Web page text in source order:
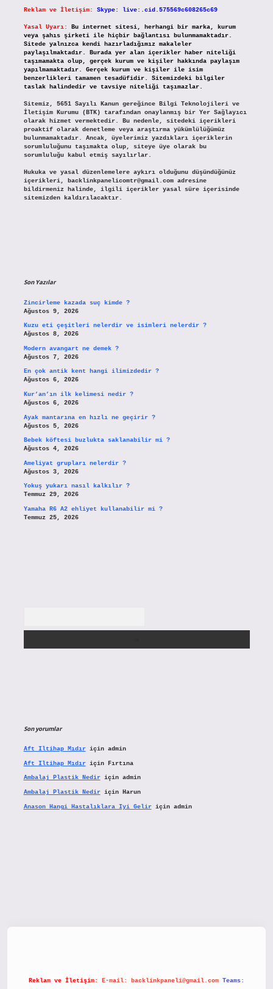
Reklam ve İletişim: Skype: live:.cid.575569c608265c69
Yasal Uyarı:
Bu internet sitesi, herhangi bir marka, kurum
veya şahıs şirketi ile hiçbir bağlantısı bulunmamaktadır.
Sitede yalnızca kendi hazırladığımız makaleler
paylaşılmaktadır. Burada yer alan içerikler haber niteliği
taşımamakta olup, gerçek kurum ve kişiler hakkında paylaşım
yapılmamaktadır. Gerçek kurum ve kişiler ile isim
benzerlikleri tamamen tesadüfidir. Sitemizdeki bilgiler
taslak halindedir ve tavsiye niteliği taşımazlar.
Sitemiz, 5651 Sayılı Kanun gereğince Bilgi Teknolojileri ve
İletişim Kurumu (BTK) tarafından onaylanmış bir Yer Sağlayıcı
olarak hizmet vermektedir. Bu nedenle, sitedeki içerikleri
proaktif olarak denetleme veya araştırma yükümlülüğümüz
bulunmamaktadır. Ancak, üyelerimiz yazdıkları içeriklerin
sorumluluğunu taşımakta olup, siteye üye olarak bu
sorumluluğu kabul etmiş sayılırlar.
Hukuka ve yasal düzenlemelere aykırı olduğunu düşündüğünüz
içerikleri,
backlinkpanelicomtr@gmail.comadresine
bildirmeniz halinde, ilgili içerikler yasal süre içerisinde
sitemizden kaldırılacaktır.
Son Yazılar
Zincirleme kazada suç kimde ?
Ağustos 9, 2026
Kuzu eti çeşitleri nelerdir ve isimleri nelerdir ?
Ağustos 8, 2026
Modern avangart ne demek ?
Ağustos 7, 2026
En çok antik kent hangi ilimizdedir ?
Ağustos 6, 2026
Kur’an’ın ilk kelimesi nedir ?
Ağustos 6, 2026
Ayak mantarına en hızlı ne geçirir ?
Ağustos 5, 2026
Bebek köftesi buzlukta saklanabilir mi ?
Ağustos 4, 2026
Ameliyat grupları nelerdir ?
Ağustos 3, 2026
Yokuş yukarı nasıl kalkılır ?
Temmuz 29, 2026
Yamaha R6 A2 ehliyet kullanabilir mi ?
Temmuz 25, 2026
Son yorumlar
Aft Iltihap Mıdıriçin admin
Aft Iltihap Mıdıriçin Fırtına
Ambalaj Plastik Nediriçin admin
Ambalaj Plastik Nediriçin Harun
Anason Hangi Hastalıklara Iyi Geliriçin admin
Reklam ve İletişim: E-mail: backlinkpaneli@gmail.com Teams: